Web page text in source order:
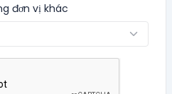
đơn vị khác